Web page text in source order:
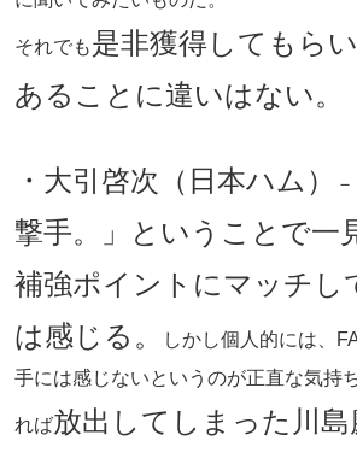
それでも是非獲得してもら
あることに違いはない。
・大引啓次（日本ハム） －
撃手。」ということで一
補強ポイントにマッチし
は感じる。
しかし個人的には、
手には感じないというのが正直な気持
れば放出してしまった川